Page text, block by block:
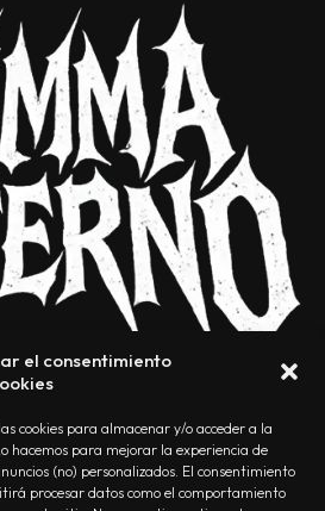
el consentimiento
cookies para almacenar y/o acceder a la
hacemos para mejorar la experiencia de
(no) personalizados. El consentimiento
procesar datos como el comportamiento